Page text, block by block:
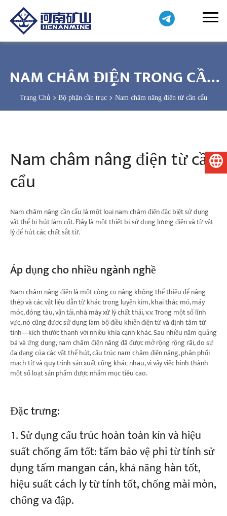
Dự án
Tin tức
NAM CHÂM ĐIỆN TRONG CẦN
CẨU
Trang Chủ Bộ phận cần trục Nam châm nâng điện từ cần cẩu
Nam châm nâng điện từ cần
cẩu
Nam châm nâng cần cẩu là một loại nam châm điện đặc biệt sử dụng
vật thể bị hút làm cốt. Đây là một thiết bị sử dụng lượng điện và từ vật
lý để hút các chất sắt từ.
Áp dụng cho nhiều ngành nghề
Nam châm nâng điện là một công cụ nâng không thể thiếu để nâng
thép và các vật liệu dẫn từ khác trong luyện kim, khai thác mỏ, máy
móc, đóng tàu, vận tải, nhà máy xử lý chất thải, v.v. Trong một số lĩnh
vực, nó cũng được sử dụng làm bộ điều khiển điện từ và định tâm từ
tính—kích thước thanh với nhiều khía cạnh khác. Sau nhiều năm quảng
bá và ứng dụng, nam châm điện nâng đã được mở rộng rộng rãi, do sự
đa dạng của các vật thể hút, cấu trúc nam châm điện nâng, phân phối
mạch từ và quy trình sản xuất cũng khác nhau, vì vậy việc hình thành
một số loạt sản phẩm được nhắm mục tiêu cao.
Đặc trưng:
Sử dụng cấu trúc hoàn toàn kín và hiệu
suất chống ẩm tốt: tấm bảo vệ phi từ tính sử
dụng tấm mangan cán, khả năng hàn tốt,
hiệu suất cách ly từ tính tốt, chống mài mòn,
chống va đập.
Tiếng Việt